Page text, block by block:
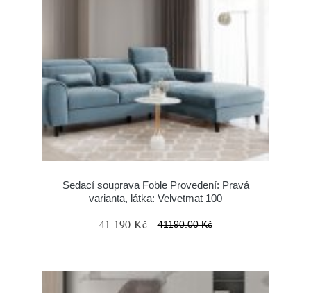
Sedací souprava Foble Provedení: Pravá
varianta, látka: Velvetmat 100
41 190 Kč 41190.00 Kč